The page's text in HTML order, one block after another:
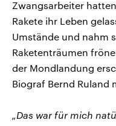
Zwangsarbeiter
Rakete ihr Leben
Umstände und nahm
Raketenträumen
der Mondlandung
Biograf Bernd Ruland
„Das war für mich